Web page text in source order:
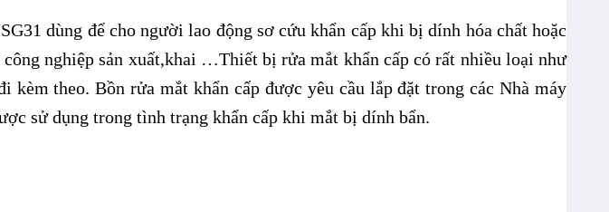
dùng để cho người lao động sơ cứu khẩn cấp khi bị dính hóa chất hoặc
công nghiệp sản xuất,khai …Thiết bị rửa mắt khẩn cấp có rất nhiều loại như
kèm theo. Bồn rửa mắt khẩn cấp được yêu cầu lắp đặt trong các Nhà máy
sử dụng trong tình trạng khẩn cấp khi mắt bị dính bẩn.